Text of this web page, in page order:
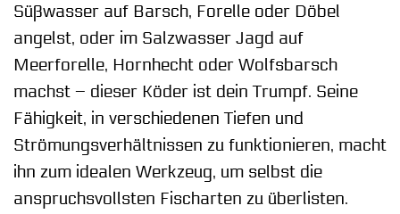
Süßwasser auf Barsch, Forelle oder Döbel
angelst, oder im Salzwasser Jagd auf
Meerforelle, Hornhecht oder Wolfsbarsch
machst – dieser Köder ist dein Trumpf. Seine
Fähigkeit, in verschiedenen Tiefen und
Strömungsverhältnissen zu funktionieren, macht
ihn zum idealen Werkzeug, um selbst die
anspruchsvollsten Fischarten zu überlisten.